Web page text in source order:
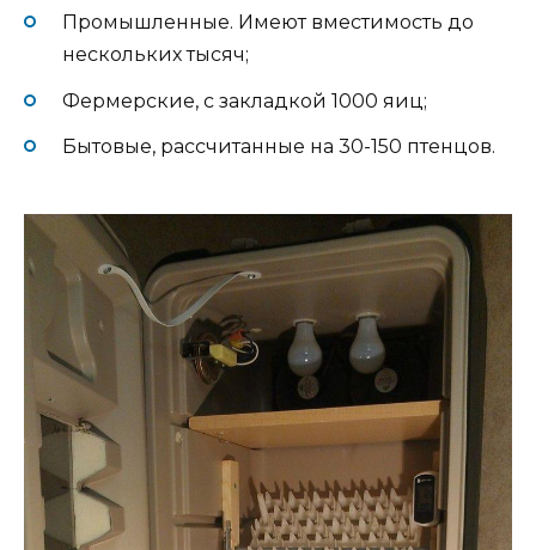
Промышленные. Имеют вместимость до
нескольких тысяч;
Фермерские, с закладкой 1000 яиц;
Бытовые, рассчитанные на 30-150 птенцов.